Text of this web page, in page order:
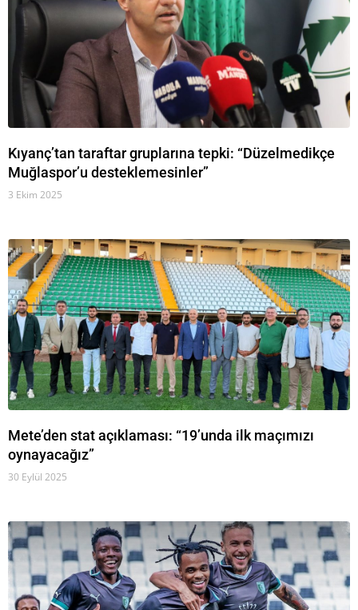
Kıyanç’tan taraftar gruplarına tepki: “Düzelmedikçe
Muğlaspor’u desteklemesinler”
3 Ekim 2025
Mete’den stat açıklaması: “19’unda ilk maçımızı
oynayacağız”
30 Eylül 2025